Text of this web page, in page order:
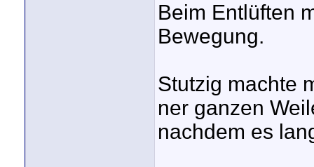
Beim Entlüften
Bewegung.
Stutzig machte
ner ganzen
nachdem es